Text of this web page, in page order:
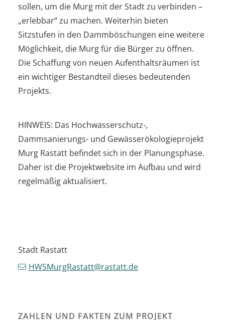
sollen, um die Murg mit der Stadt zu verbinden –
„erlebbar“ zu machen. Weiterhin bieten
Sitzstufen in den Dammböschungen eine weitere
Möglichkeit, die Murg für die Bürger zu öffnen.
Die Schaffung von neuen Aufenthaltsräumen ist
ein wichtiger Bestandteil dieses bedeutenden
Projekts.
HINWEIS: Das Hochwasserschutz-,
Dammsanierungs- und Gewässerökologieprojekt
Murg Rastatt befindet sich in der Planungsphase.
Daher ist die Projektwebsite im Aufbau und wird
regelmäßig aktualisiert.
Stadt Rastatt
HWSMurgRastatt@rastatt.de
ZAHLEN UND FAKTEN ZUM PROJEKT